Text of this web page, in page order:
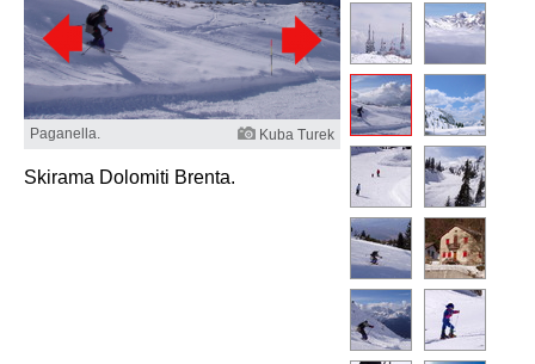
Paganella. Kuba Turek
Skirama Dolomiti Brenta.